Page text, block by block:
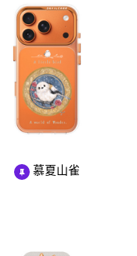
慕夏山雀